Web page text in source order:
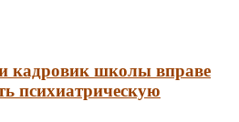
кадровик школы вправе
психиатрическую